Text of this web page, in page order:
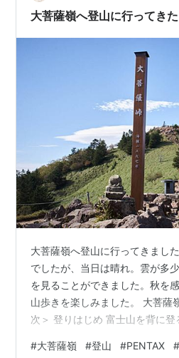
大菩薩嶺へ登山に行ってきた
大菩薩嶺へ登山に行ってきまし
でしたが、当日は晴れ。雲が多
を見ることができました。秋を
山歩きを楽しみました。 大菩薩
次＞ 登りはじめ 富士山を背に
登りはじめ 大菩薩嶺は山梨県に
#大菩薩嶺 #登山 #PENTAX #